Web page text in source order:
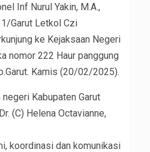
Inf Nurul Yakin, M.A.,
Garut Letkol Czi
ke Kejaksaan Negeri
nomor 222 Haur panggung
Kamis (20/02/2025).
Kabupaten Garut
(C) Helena Octavianne,
koordinasi dan komunikasi